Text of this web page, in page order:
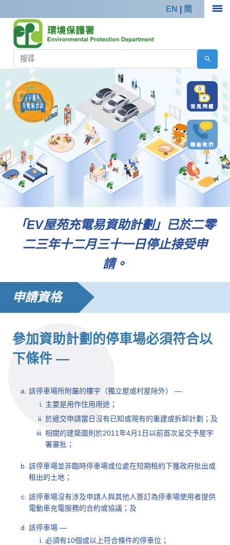
EN 简
「EV屋苑充電易資助計劃」已於二零
二三年十二月三十一日停止接受申
請。
申請資格
參加資助計劃的停車場必須符合以
下條件 —
該停車場所附屬的樓宇（獨立屋或村屋除外） —
主要是用作住用用途；
於遞交申請當日沒有已知或現有的重建或拆卸計劃；及
相關的建築圖則於2011年4月1日以前首次呈交予屋宇
署審批；
該停車場並非臨時停車場或位處在短期租約下獲政府批出或
租出的土地；
該停車場沒有涉及申請人與其他人簽訂為停車場使用者提供
電動車充電服務的合約或協議；及
該停車場 —
必須有10個或以上符合條件的停車位；